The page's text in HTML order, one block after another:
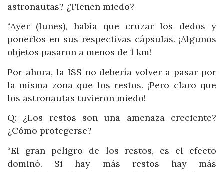
astronautas? ¿Tienen miedo?
“Ayer (lunes), había que cruzar los dedos y
ponerlos en sus respectivas cápsulas. ¡Algunos
objetos pasaron a menos de 1 km!
Por ahora, la ISS no debería volver a pasar por
la misma zona que los restos. ¡Pero claro que
los astronautas tuvieron miedo!
Q: ¿Los restos son una amenaza creciente?
¿Cómo protegerse?
“El gran peligro de los restos, es el efecto
dominó. Si hay más restos hay más